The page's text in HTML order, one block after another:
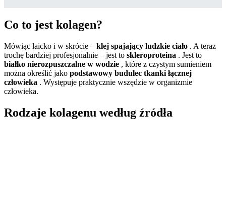
Co to jest kolagen?
Mówiąc laicko i w skrócie – klej spajający ludzkie ciało . A teraz
trochę bardziej profesjonalnie – jest to skleroproteina . Jest to
białko nierozpuszczalne w wodzie , które z czystym sumieniem
można określić jako podstawowy budulec tkanki łącznej
człowieka . Występuje praktycznie wszędzie w organizmie
człowieka.
Rodzaje kolagenu według źródła